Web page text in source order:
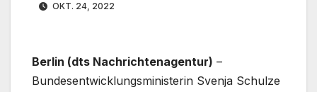
OKT. 24, 2022
Berlin (dts Nachrichtenagentur) –
Bundesentwicklungsministerin Svenja Schulze